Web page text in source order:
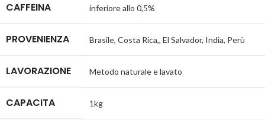
CAFFEINA inferiore allo 0,5%
PROVENIENZA Brasile, Costa Rica,, El Salvador, India, Perù
LAVORAZIONE Metodo naturale e lavato
CAPACITA 1kg